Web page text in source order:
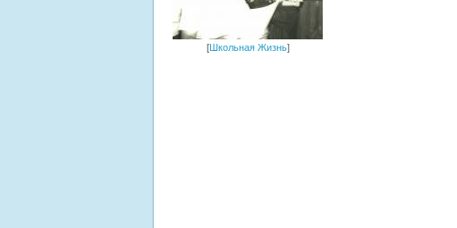
[Школьная Жизнь]